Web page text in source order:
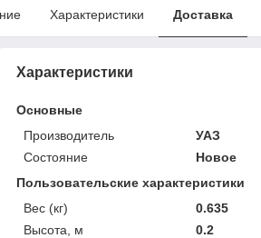
Характеристики Доставка
Характеристики
Основные
Производитель
УАЗ
Состояние
Новое
Пользовательские характеристики
Вес (кг)
0.635
Высота, м
0.2